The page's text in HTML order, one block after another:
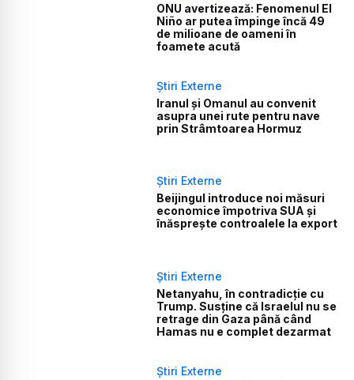
ONU avertizează: Fenomenul El
Niño ar putea împinge încă 49
de milioane de oameni în
foamete acută
Știri Externe
Iranul și Omanul au convenit
asupra unei rute pentru nave
prin Strâmtoarea Hormuz
Știri Externe
Beijingul introduce noi măsuri
economice împotriva SUA și
înăsprește controalele la export
Știri Externe
Netanyahu, în contradicție cu
Trump. Susține că Israelul nu se
retrage din Gaza până când
Hamas nu e complet dezarmat
Știri Externe